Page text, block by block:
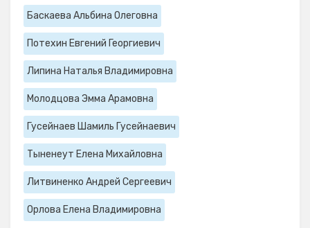
Баскаева Альбина Олеговна
Потехин Евгений Георгиевич
Липина Наталья Владимировна
Молодцова Эмма Арамовна
Гусейнаев Шамиль Гусейнаевич
Тыненеут Елена Михайловна
Литвиненко Андрей Сергеевич
Орлова Елена Владимировна